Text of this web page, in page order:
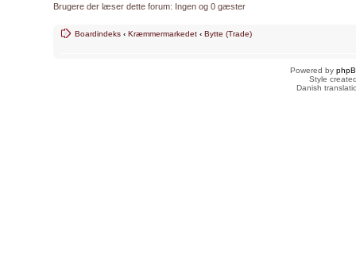
Brugere der læser dette forum: Ingen og 0 gæster
Boardindeks ‹ Kræmmermarkedet ‹ Bytte (Trade)
Powered by
Style
Danish